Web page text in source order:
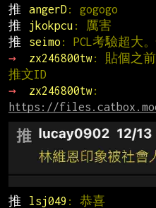
推
angerD : gogogo
推
jkokpcu : 厲害
推
seimo : PCL考驗超大
→
zx246800tw: 貼個之前
推文ID
→
zx246800tw
https://
推 lsj049 : 恭喜